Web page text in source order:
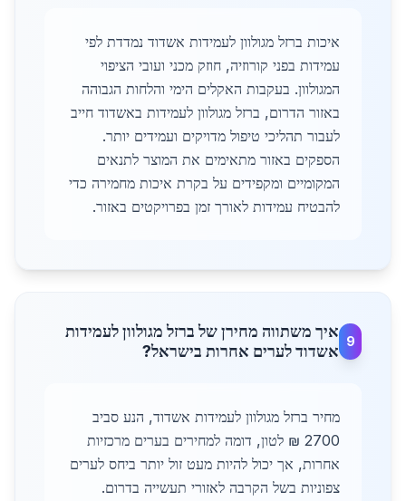
איכות ברזל מגולוון לעמידות אשדוד נמדדת לפי
עמידות בפני קורוזיה, חוזק מכני ועובי הציפוי
המגולוון. בעקבות האקלים הימי והלחות הגבוהה
באזור הדרום, ברזל מגולוון לעמידות באשדוד חייב
לעבור תהליכי טיפול מדויקים ועמידים יותר.
הספקים באזור מתאימים את המוצר לתנאים
המקומיים ומקפידים על בקרת איכות מחמירה כדי
להבטיח עמידות לאורך זמן בפרויקטים באזור.
9
איך משתווה מחירן של ברזל מגולוון לעמידות
אשדוד לערים אחרות בישראל?
מחיר ברזל מגולוון לעמידות אשדוד, הנע סביב
2700 ₪ לטון, דומה למחירים בערים מרכזיות
אחרות, אך יכול להיות מעט זול יותר ביחס לערים
צפוניות בשל הקרבה לאזורי תעשייה בדרום.